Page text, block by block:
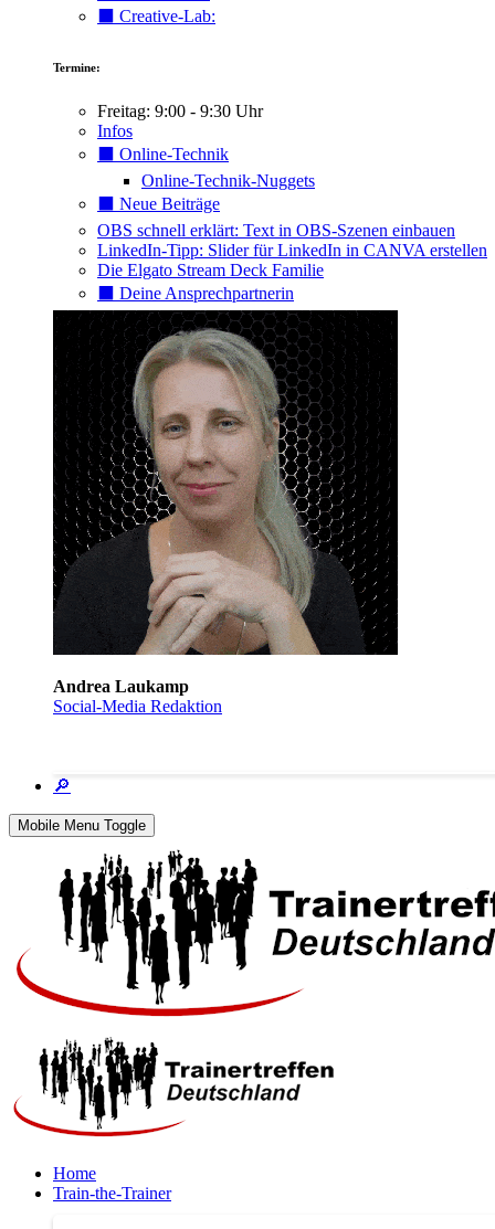
⬛️ Creative-Lab:
Termine:
Freitag: 9:00 - 9:30 Uhr
Infos
⬛️ Online-Technik
Online-Technik-Nuggets
⬛️ Neue Beiträge
OBS schnell erklärt: Text in OBS-Szenen einbauen
LinkedIn-Tipp: Slider für LinkedIn in CANVA erstellen
Die Elgato Stream Deck Familie
⬛️ Deine Ansprechpartnerin
Andrea Laukamp
Social-Media Redaktion
🔎
Mobile Menu Toggle
Home
Train-the-Trainer